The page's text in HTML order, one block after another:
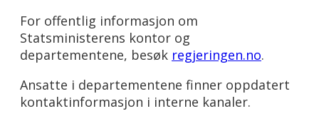
For offentlig informasjon om
Statsministerens kontor og
departementene, besøk regjeringen.no.
Ansatte i departementene finner oppdatert
kontaktinformasjon i interne kanaler.